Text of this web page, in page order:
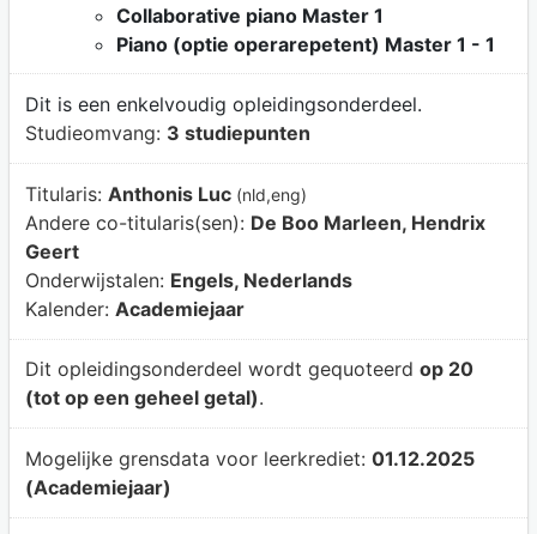
Collaborative piano Master 1
Piano (optie operarepetent) Master 1 - 1
Dit is een enkelvoudig opleidingsonderdeel.
Studieomvang: 3 studiepunten
Titularis: Anthonis Luc (nld,eng)
Andere co-titularis(sen): De Boo Marleen, Hendrix
Geert
Onderwijstalen: Engels, Nederlands
Kalender: Academiejaar
Dit opleidingsonderdeel wordt gequoteerd op 20
(tot op een geheel getal).
Mogelijke grensdata voor leerkrediet: 01.12.2025
(Academiejaar)